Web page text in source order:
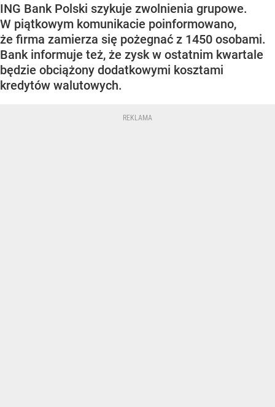
ING Bank Polski szykuje zwolnienia grupowe.
W piątkowym komunikacie poinformowano,
że firma zamierza się pożegnać z 1450 osobami.
Bank informuje też, że zysk w ostatnim kwartale
będzie obciążony dodatkowymi kosztami
kredytów walutowych.